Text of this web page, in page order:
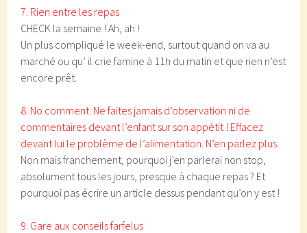
7. Rien entre les repas
CHECK la semaine ! Ah, ah !
Un plus compliqué le week-end, surtout quand on va au
marché ou qu’ il crie famine à 11h du matin et que rien n’est
encore prêt.
8. No comment. Ne faites jamais d’observation ni de
commentaires devant l’enfant sur son appétit ! Effacez
devant lui le problème de l’alimentation. N’en parlez plus.
Non mais franchement, pourquoi j’en parlerai non stop,
absolument tous les jours, presque à chaque repas ? Et
pourquoi pas écrire un article dessus pendant qu’on y est !
9. Gare aux conseils farfelus